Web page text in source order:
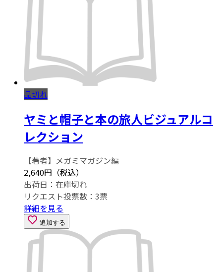
品切れ
ヤミと帽子と本の旅人ビジュアルコ
レクション
【著者】メガミマガジン編
2,640円（税込）
出荷日： 在庫切れ
リクエスト投票数： 3票
詳細を見る
追加する